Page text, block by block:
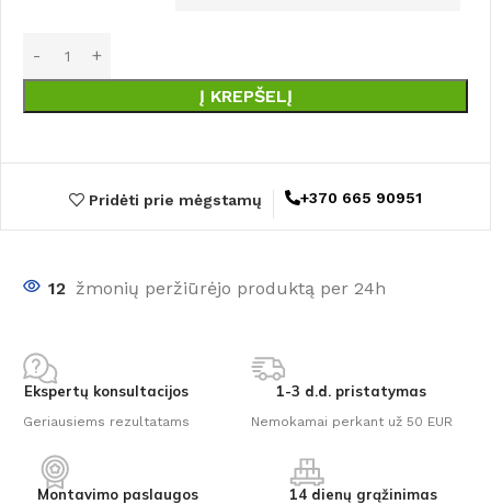
Į KREPŠELĮ
Pridėti prie mėgstamų +370 665 90951
12 žmonių peržiūrėjo produktą per 24h
Ekspertų konsultacijos
Geriausiems rezultatams
1-3 d.d. pristatymas
Nemokamai perkant už 50 EUR
Montavimo paslaugos 14 dienų grąžinimas